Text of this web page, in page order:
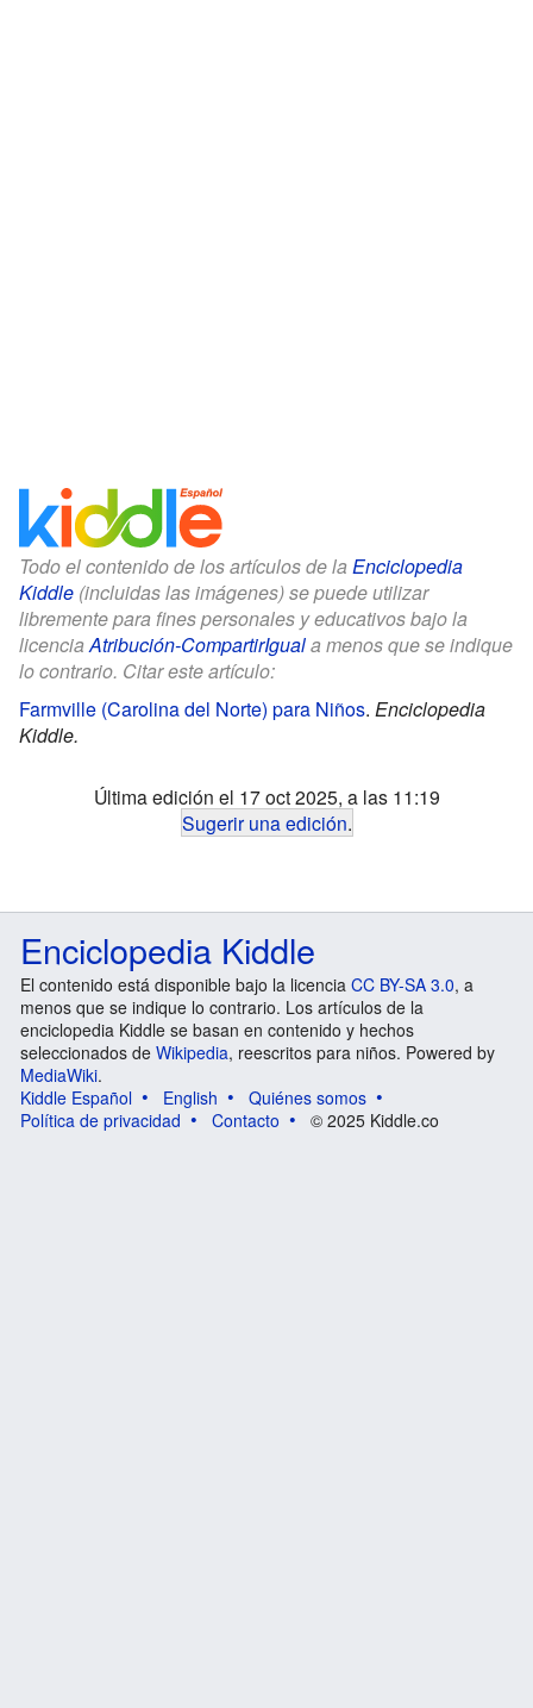
Todo el contenido de los artículos de la Enciclopedia
Kiddle (incluidas las imágenes) se puede utilizar
libremente para fines personales y educativos bajo la
licenciaAtribución-CompartirIguala menos que se indique
lo contrario. Citar este artículo:
Farmville (Carolina del Norte) para Niños. Enciclopedia
Kiddle.
Última edición el 17 oct 2025, a las 11:19
Sugerir una edición.
Enciclopedia Kiddle
El contenido está disponible bajo la licencia CC BY-SA 3.0, a
menos que se indique lo contrario. Los artículos de la
enciclopedia Kiddle se basan en contenido y hechos
seleccionados de Wikipedia, reescritos para niños. Powered by
MediaWiki.
Kiddle Español
English
Quiénes somos
Política de privacidad
Contacto © 2025 Kiddle.co